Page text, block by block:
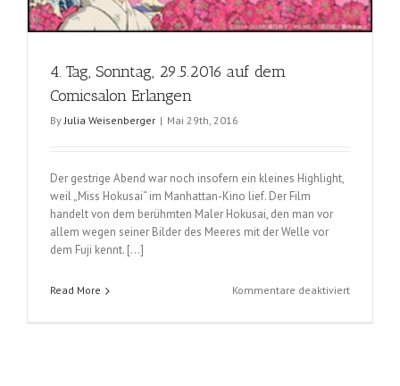
4. Tag, Sonntag, 29.5.2016 auf dem
Comicsalon Erlangen
ByJulia Weisenberger | Mai 29th, 2016
Der gestrige Abend war noch insofern ein kleines Highlight,
weil „Miss Hokusai“ im Manhattan-Kino lief. Der Film
handelt von dem berühmten Maler Hokusai, den man vor
allem wegen seiner Bilder des Meeres mit der Welle vor
dem Fuji kennt. […]
Read More Kommentare deaktiviertfür